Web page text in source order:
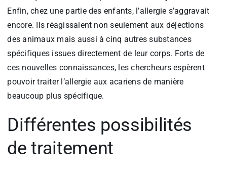
Enfin, chez une partie des enfants, l’allergie s’aggravait
encore. Ils réagissaient non seulement aux déjections
des animaux mais aussi à cinq autres substances
spécifiques issues directement de leur corps. Forts de
ces nouvelles connaissances, les chercheurs espèrent
pouvoir traiter l’allergie aux acariens de manière
beaucoup plus spécifique.
Différentes possibilités
de traitement